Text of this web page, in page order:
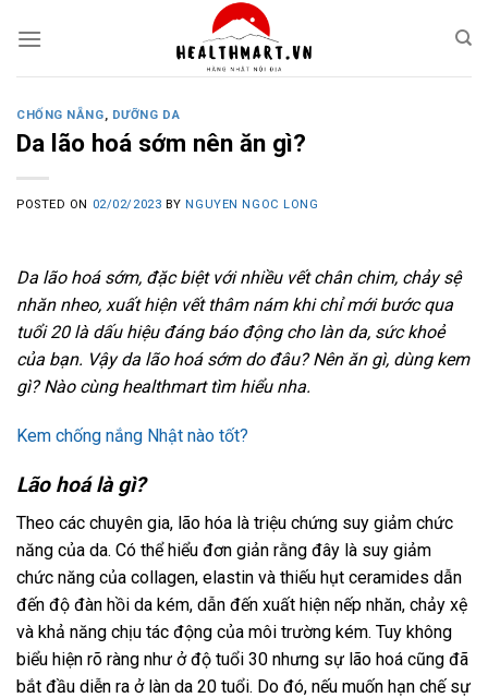
CHỐNG NẴNG, DƯỠNG DA
Da lão hoá sớm nên ăn gì?
POSTED ON 02/02/2023 BY NGUYEN NGOC LONG
Da lão hoá sớm, đặc biệt với nhiều vết chân chim, chảy sệ
nhăn nheo, xuất hiện vết thâm nám khi chỉ mới bước qua
tuổi 20 là dấu hiệu đáng báo động cho làn da, sức khoẻ
của bạn. Vậy da lão hoá sớm do đâu? Nên ăn gì, dùng kem
gì? Nào cùng healthmart tìm hiểu nha.
Kem chống nắng Nhật nào tốt?
Lão hoá là gì?
Theo các chuyên gia, lão hóa là triệu chứng suy giảm chức
năng của da. Có thể hiểu đơn giản rằng đây là suy giảm
chức năng của collagen, elastin và thiếu hụt ceramides dẫn
đến độ đàn hồi da kém, dẫn đến xuất hiện nếp nhăn, chảy xệ
và khả năng chịu tác động của môi trường kém. Tuy không
biểu hiện rõ ràng như ở độ tuổi 30 nhưng sự lão hoá cũng đã
bắt đầu diễn ra ở làn da 20 tuổi. Do đó, nếu muốn hạn chế sự